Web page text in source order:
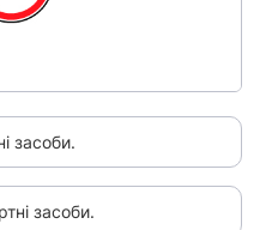
засоби.
засоби.